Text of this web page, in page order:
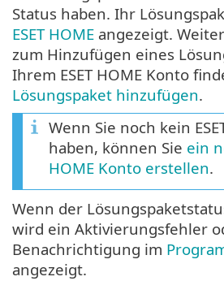
Status haben. Ihr
ESET HOME angezeigt.
zum Hinzufügen eines
Ihrem ESET HOME Konto
Lösungspaket hinzufügen.
Wenn Sie noch kein
haben, können Sie ein
HOME Konto erstellen.
Wenn der
wird ein Aktivierungsfehler
Benachrichtigung im
angezeigt.